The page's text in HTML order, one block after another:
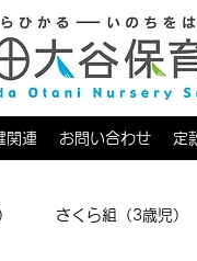
関連 お問い合わせ 定
さくら組（3歳児）